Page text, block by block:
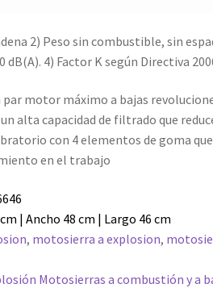
2) Peso sin combustible, sin
dB(A). 4) Factor K según Directiva
motor máximo a bajas
alta capacidad de filtrado que
con 4 elementos de goma
en el trabajo
| Ancho 48 cm | Largo 46 cm
, motosierra a explosion,
Motosierras a combustión y a